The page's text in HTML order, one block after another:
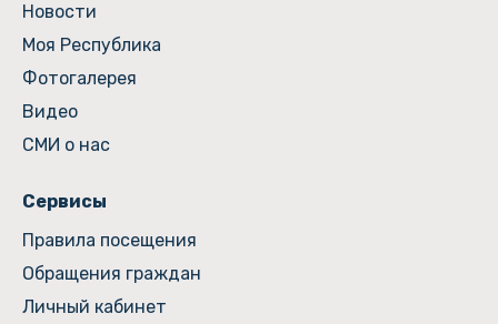
Новости
Моя Республика
Фотогалерея
Видео
СМИ о нас
Сервисы
Правила посещения
Обращения граждан
Личный кабинет